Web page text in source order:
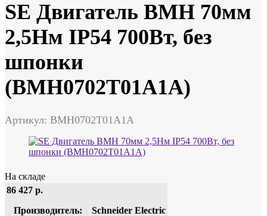
SE Двигатель BMH 70мм
2,5Нм IP54 700Вт, без
шпонки
(BMH0702T01A1A)
Артикул: BMH0702T01A1A
На складе
86 427 р.
Производитель:
Schneider Electric